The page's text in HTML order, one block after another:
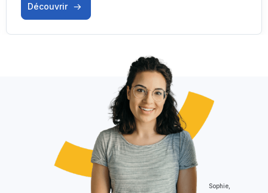
Découvrir
Sophie,